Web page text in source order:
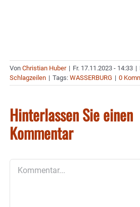
Von Christian Huber | Fr. 17.11.2023 - 14:33 |
Schlagzeilen | Tags: WASSERBURG | 0
Hinterlassen Sie einen
Kommentar